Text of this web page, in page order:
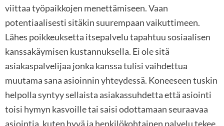
viittaa työpaikkojen menettämiseen. Vaan
potentiaalisesti sitäkin suurempaan vaikuttimeen.
Lähes poikkeuksetta itsepalvelu tapahtuu sosiaalisen
kanssakäymisen kustannuksella. Ei ole sitä
asiakaspalvelijaa jonka kanssa tulisi vaihdettua
muutama sana asioinnin yhteydessä. Koneeseen tuskin
helpolla syntyy sellaista asiakassuhdetta että asiointi
toisi hymyn kasvoille tai saisi odottamaan seuraavaa
asiointia, kuten hyvä ja henkilökohtainen palvelu tekee.